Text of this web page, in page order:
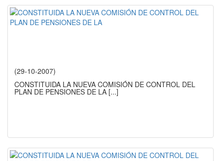
(29-10-2007)
CONSTITUIDA LA NUEVA COMISIÓN DE CONTROL DEL
PLAN DE PENSIONES DE LA [...]